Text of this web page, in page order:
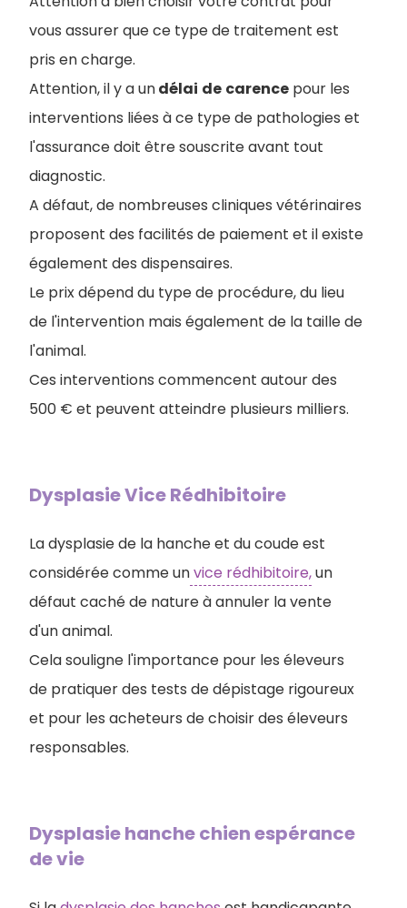
vous assurer que ce type de traitement est
pris en charge.
Attention, il y a undélai de carence pour les
interventions liées à ce type de pathologies et
l'assurance doit être souscrite avant tout
diagnostic.
A défaut, de nombreuses cliniques vétérinaires
proposent des facilités de paiement et il existe
également des dispensaires.
Le prix dépend du type de procédure, du lieu
de l'intervention mais également de la taille de
l'animal.
Ces interventions commencent autour des
500 € et peuvent atteindre plusieurs milliers.
Dysplasie Vice Rédhibitoire
La dysplasie de la hanche et du coude est
considérée comme unvice rédhibitoire,un
défaut caché de nature à annuler la vente
d'un animal.
Cela souligne l'importance pour les éleveurs
de pratiquer des tests de dépistage rigoureux
et pour les acheteurs de choisir des éleveurs
responsables.
Dysplasie hanche chien espérance
de vie